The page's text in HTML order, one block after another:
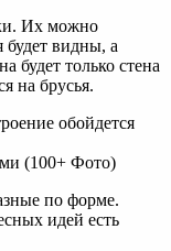
Их можно
будет видны, а
будет только стена
на брусья.
обойдется
по форме.
идей есть